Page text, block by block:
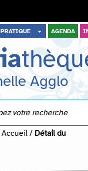
AGENDA
Agglo
Accueil / Détail du